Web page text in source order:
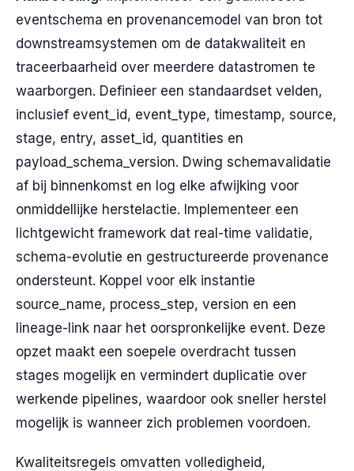
eventschema en provenancemodel van bron tot
downstreamsystemen om de datakwaliteit en
traceerbaarheid over meerdere datastromen te
waarborgen. Definieer een standaardset velden,
inclusief event_id, event_type, timestamp, source,
stage, entry, asset_id, quantities en
payload_schema_version. Dwing schemavalidatie
af bij binnenkomst en log elke afwijking voor
onmiddellijke herstelactie. Implementeer een
lichtgewicht framework dat real-time validatie,
schema-evolutie en gestructureerde provenance
ondersteunt. Koppel voor elk instantie
source_name, process_step, version en een
lineage-link naar het oorspronkelijke event. Deze
opzet maakt een soepele overdracht tussen
stages mogelijk en vermindert duplicatie over
werkende pipelines, waardoor ook sneller herstel
mogelijk is wanneer zich problemen voordoen.
Kwaliteitsregels omvatten volledigheid,